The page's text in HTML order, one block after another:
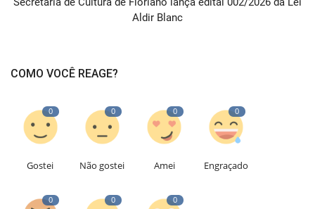
Aldir Blanc
COMO VOCÊ REAGE?
0
Gostei
0
Não gostei
0
Amei
0
Engraçado
0 0 0